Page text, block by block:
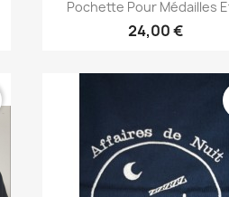
Pochette Pour Médailles
24,00 €